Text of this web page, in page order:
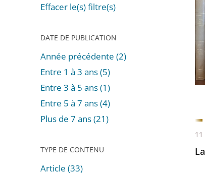
après
Effacer le(s) filtre(s)
DATE DE PUBLICATION
Année précédente (2)
Entre 1 à 3 ans (5)
Entre 3 à 5 ans (1)
Entre 5 à 7 ans (4)
Plus de 7 ans (21)
TYPE DE CONTENU
Article (33)
de
de
la
et